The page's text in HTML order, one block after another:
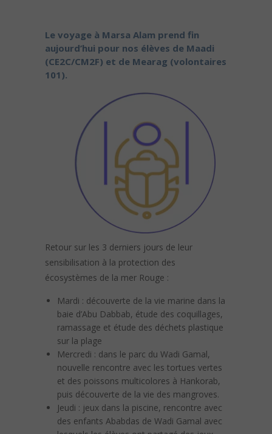
Le voyage à Marsa Alam prend fin
aujourd’hui pour nos élèves de Maadi
(CE2C/CM2F) et de Mearag (volontaires
101).
Retour sur les 3 derniers jours de leur
sensibilisation à la protection des
écosystèmes de la mer Rouge :
Mardi : découverte de la vie marine dans la
baie d’Abu Dabbab, étude des coquillages,
ramassage et étude des déchets plastique
sur la plage
Mercredi : dans le parc du Wadi Gamal,
nouvelle rencontre avec les tortues vertes
et des poissons multicolores à Hankorab,
puis découverte de la vie des mangroves.
Jeudi : jeux dans la piscine, rencontre avec
des enfants Ababdas de Wadi Gamal avec